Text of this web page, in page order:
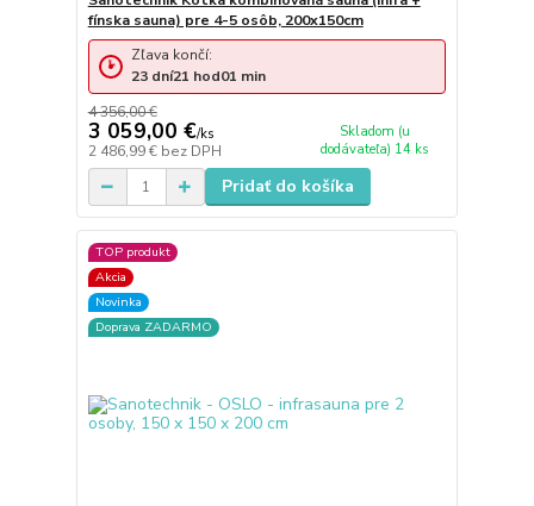
fínska sauna) pre 4-5 osôb, 200x150cm
4 356,00 €
3 059,00 €/ks
2 486,99 € bez DPH
Skladom (u
dodávateľa) 14 ks
Zľava končí:
23 dní21 hod01 min
Pridať do košíka
TOP produkt
Akcia
Novinka
Doprava ZADARMO